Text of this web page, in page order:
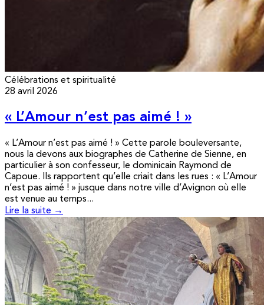
Célébrations et spiritualité
28 avril 2026
« L’Amour n’est pas aimé ! »
« L’Amour n’est pas aimé ! » Cette parole bouleversante,
nous la devons aux biographes de Catherine de Sienne, en
particulier à son confesseur, le dominicain Raymond de
Capoue. Ils rapportent qu’elle criait dans les rues : « L’Amour
n’est pas aimé ! » jusque dans notre ville d’Avignon où elle
est venue au temps...
Lire la suite →